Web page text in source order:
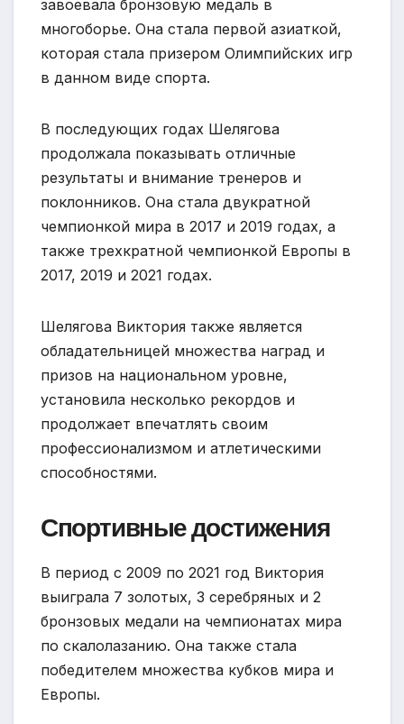
завоевала бронзовую медаль в
многоборье. Она стала первой азиаткой,
которая стала призером Олимпийских игр
в данном виде спорта.
В последующих годах Шелягова
продолжала показывать отличные
результаты и внимание тренеров и
поклонников. Она стала двукратной
чемпионкой мира в 2017 и 2019 годах, а
также трехкратной чемпионкой Европы в
2017, 2019 и 2021 годах.
Шелягова Виктория также является
обладательницей множества наград и
призов на национальном уровне,
установила несколько рекордов и
продолжает впечатлять своим
профессионализмом и атлетическими
способностями.
Спортивные достижения
В период с 2009 по 2021 год Виктория
выиграла 7 золотых, 3 серебряных и 2
бронзовых медали на чемпионатах мира
по скалолазанию. Она также стала
победителем множества кубков мира и
Европы.